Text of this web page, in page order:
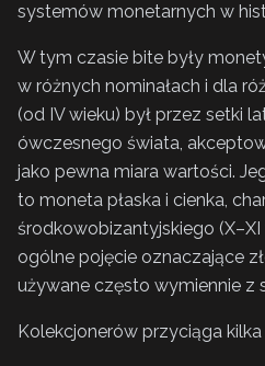
systemów monetarnych w
W tym czasie bite były
w różnych nominałach i dla
(od IV wieku) był przez setki
ówczesnego świata,
jako pewna miara wartości.
to moneta płaska i cienka,
środkowobizantyjskiego
ogólne pojęcie oznaczające
używane często wymiennie z
Kolekcjonerów przyciąga